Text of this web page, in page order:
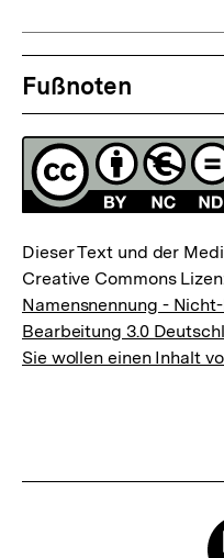
Fussnoten
Fußnoten
Lizenz
Dieser Text und der
Creative Commons
Namensnennung -
Bearbeitung 3.0
Sie wollen einen Inhalt